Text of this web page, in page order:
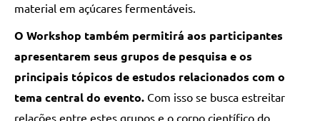
material em açúcares fermentáveis.
O Workshop também permitirá aos participantes
apresentarem seus grupos de pesquisa e os
principais tópicos de estudos relacionados com o
tema central do evento. Com isso se busca estreitar
relações entre estes grupos e o corpo científico do